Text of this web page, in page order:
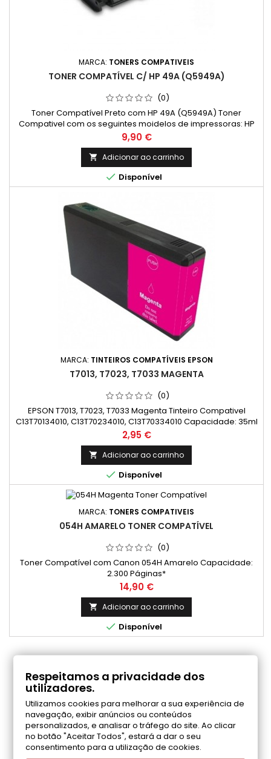
MARCA: TONERS COMPATIVEIS
TONER COMPATÍVEL C/ HP 49A (Q5949A)
(0)
Toner Compatível Preto com HP 49A (Q5949A) Toner
Compativel com os seguintes moidelos de impressoras: HP
Lasejet 1160,1160LE, 1320, 1320N, 1320NW, 1320TN, 3390, 3392;
CANON LBP 3300/3360, HP LaserJet P2010,P2014, P2015,
P2015DN, P2015X, M2727MFP, CANON LBP3310,3370
Preço
9,90 €
 Adicionar ao carrinho
 Disponível
MARCA: TINTEIROS COMPATÍVEIS EPSON
T7013, T7023, T7033 MAGENTA
(0)
EPSON T7013, T7023, T7033 Magenta Tinteiro Compativel
C13T70134010, C13T70234010, C13T70334010 Capacidade: 35ml
Preço
2,95 €
 Adicionar ao carrinho
 Disponível
MARCA: TONERS COMPATIVEIS
054H AMARELO TONER COMPATÍVEL
(0)
Toner Compatível com Canon 054H Amarelo Capacidade:
2.300 Páginas*
Preço
14,90 €
 Adicionar ao carrinho
 Disponível
COMENTÁRIOS (0)
Seja o primeiro a fazer uma avaliação
Respeitamos a privacidade dos
utilizadores.
Utilizamos cookies para melhorar a sua experiência de
navegação, exibir anúncios ou conteúdos
personalizados, e analisar o tráfego do site. Ao clicar
no botão "Aceitar Todos", estará a dar o seu
consentimento para a utilização de cookies.